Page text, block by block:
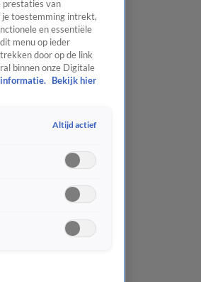
prestaties van
je toestemming intrekt,
en essentiële
menu op ieder
door op de link
binnen onze Digitale
informatie.
Bekijk hier
Altijd actief